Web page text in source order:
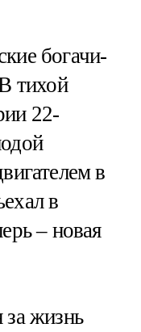
богачи-
тихой
22-
в
в
– новая
за жизнь